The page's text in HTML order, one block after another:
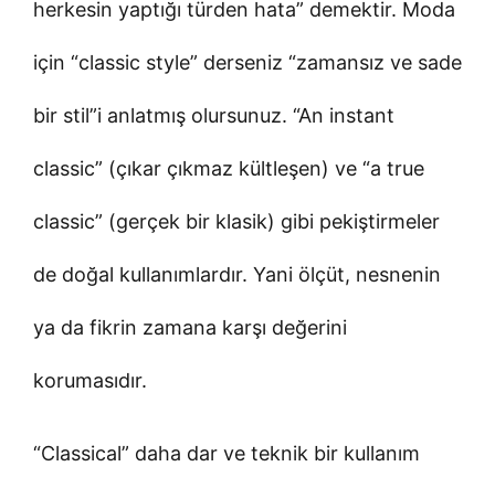
herkesin yaptığı türden hata” demektir. Moda
için “classic style” derseniz “zamansız ve sade
bir stil”i anlatmış olursunuz. “An instant
classic” (çıkar çıkmaz kültleşen) ve “a true
classic” (gerçek bir klasik) gibi pekiştirmeler
de doğal kullanımlardır. Yani ölçüt, nesnenin
ya da fikrin zamana karşı değerini
korumasıdır.
“Classical” daha dar ve teknik bir kullanım